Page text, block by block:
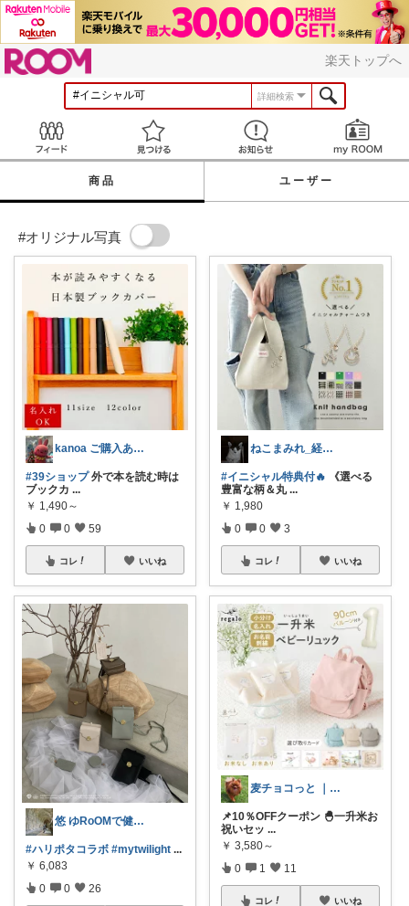
楽天トップへ
詳細検索
見つける お知らせ
商品 ユーザー
#オリジナル写真
kanoa ご購入ありがとうございます
#39ショップ外で本を読む時は
ブックカ ...
￥ 1,490～
0 0 59
コレ いいね
悠 ゆRoOMで健康•ゆとりのある生活♪
#ハリポタコラボ #mytwilight ...
￥ 6,083
0 0 26
ねこまみれ_経由感謝致します🐈
#イニシャル特典付🔥 《選べる
豊富な柄＆丸 ...
￥ 1,980
0 0 3
コレ いいね
麦チョコっと ｜ キッズ＆ベビー 夏
📌10％OFFクーポン 🐣一升米お
祝いセッ ...
￥ 3,580～
0 1 11
コレ いいね